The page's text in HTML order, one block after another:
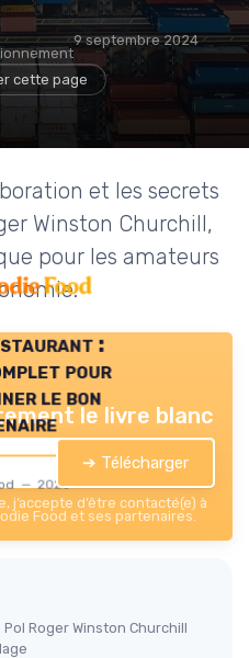
9 septembre 2024
cette page
et les secrets
Winston Churchill,
pour les amateurs
:
pour
le bon
— 2026
le livre blanc
➔ Télécharger
j’accepte d’être contacté(e) à
Food et ses partenaires.
Roger Winston Churchill